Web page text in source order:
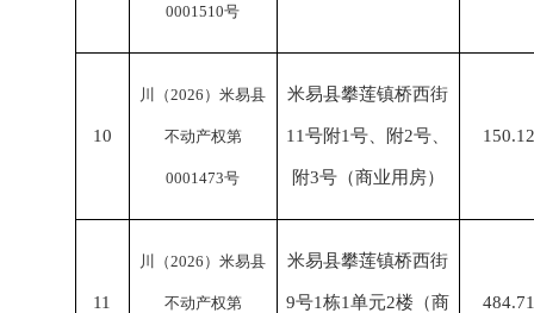
0001510号
10
川（2026）米易县
不动产权第
0001473号
米易县攀莲镇桥西街
11号附1号、附2号、
附3号（商业用房）
150.12
11
川（2026）米易县
不动产权第
米易县攀莲镇桥西街
9号1栋1单元2楼（商 484.71